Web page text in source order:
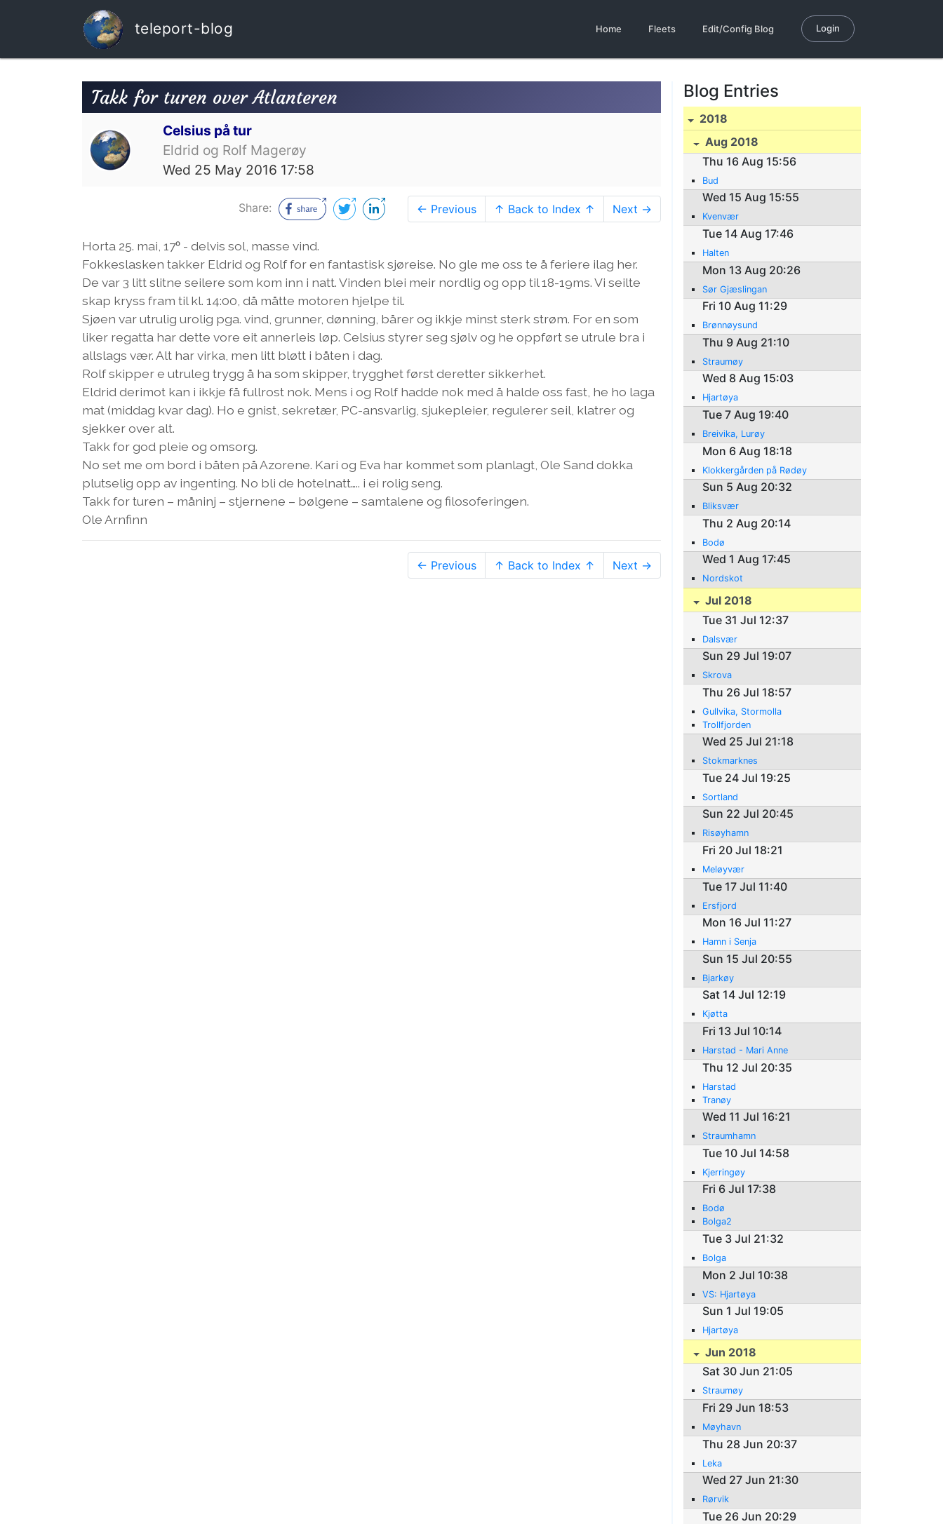
teleport-blog Home Fleets Edit/Config Blog Login
Takk for turen over Atlanteren
Celsius på tur
Eldrid og Rolf Magerøy
Wed 25 May 2016 17:58
Share: ← Previous ↑ Back to Index ↑ Next →
Horta 25. mai, 17ᵒ - delvis sol, masse vind.
Fokkeslasken takker Eldrid og Rolf for en fantastisk sjøreise. No gle me oss te å feriere ilag her.
De var 3 litt slitne seilere som kom inn i natt. Vinden blei meir nordlig og opp til 18-19ms. Vi seilte
skap kryss fram til kl. 14:00, då måtte motoren hjelpe til.
Sjøen var utrulig urolig pga. vind, grunner, dønning, bårer og ikkje minst sterk strøm. For en som
liker regatta har dette vore eit annerleis løp. Celsius styrer seg sjølv og he oppført se utrule bra i
allslags vær. Alt har virka, men litt bløtt i båten i dag.
Rolf skipper e utruleg trygg å ha som skipper, trygghet først deretter sikkerhet.
Eldrid derimot kan i ikkje få fullrost nok. Mens i og Rolf hadde nok med å halde oss fast, he ho laga
mat (middag kvar dag). Ho e gnist, sekretær, PC-ansvarlig, sjukepleier, regulerer seil, klatrer og
sjekker over alt.
Takk for god pleie og omsorg.
No set me om bord i båten på Azorene. Kari og Eva har kommet som planlagt, Ole Sand dokka
plutselig opp av ingenting. No bli de hotelnatt….. i ei rolig seng.
Takk for turen – måninj – stjernene – bølgene – samtalene og filosoferingen.
Ole Arnfinn
← Previous ↑ Back to Index ↑ Next →
Blog Entries
2018
Aug 2018
Thu 16 Aug 15:56
Bud
Wed 15 Aug 15:55
Kvenvær
Tue 14 Aug 17:46
Halten
Mon 13 Aug 20:26
Sør Gjæslingan
Fri 10 Aug 11:29
Brønnøysund
Thu 9 Aug 21:10
Straumøy
Wed 8 Aug 15:03
Hjartøya
Tue 7 Aug 19:40
Breivika, Lurøy
Mon 6 Aug 18:18
Klokkergården på Rødøy
Sun 5 Aug 20:32
Bliksvær
Thu 2 Aug 20:14
Bodø
Wed 1 Aug 17:45
Nordskot
Jul 2018
Tue 31 Jul 12:37
Dalsvær
Sun 29 Jul 19:07
Skrova
Thu 26 Jul 18:57
Gullvika, Stormolla
Trollfjorden
Wed 25 Jul 21:18
Stokmarknes
Tue 24 Jul 19:25
Sortland
Sun 22 Jul 20:45
Risøyhamn
Fri 20 Jul 18:21
Meløyvær
Tue 17 Jul 11:40
Ersfjord
Mon 16 Jul 11:27
Hamn i Senja
Sun 15 Jul 20:55
Bjarkøy
Sat 14 Jul 12:19
Kjøtta
Fri 13 Jul 10:14
Harstad - Mari Anne
Thu 12 Jul 20:35
Harstad
Tranøy
Wed 11 Jul 16:21
Straumhamn
Tue 10 Jul 14:58
Kjerringøy
Fri 6 Jul 17:38
Bodø
Bolga2
Tue 3 Jul 21:32
Bolga
Mon 2 Jul 10:38
VS: Hjartøya
Sun 1 Jul 19:05
Hjartøya
Jun 2018
Sat 30 Jun 21:05
Straumøy
Fri 29 Jun 18:53
Møyhavn
Thu 28 Jun 20:37
Leka
Wed 27 Jun 21:30
Rørvik
Tue 26 Jun 20:29